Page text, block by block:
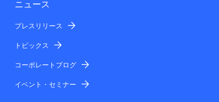
ニュース
プレスリリース
トピックス
コーポレートブログ
イベント・セミナー